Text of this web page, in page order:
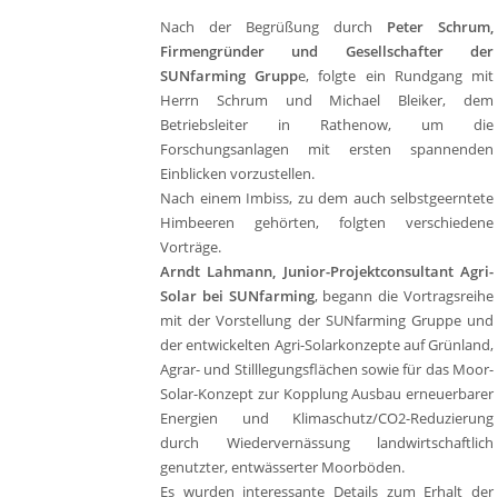
Nach der Begrüßung durch Peter Schrum,
Firmengründer und Gesellschafter der
SUNfarming Gruppe, folgte ein Rundgang mit
Herrn Schrum und Michael Bleiker, dem
Betriebsleiter in Rathenow, um die
Forschungsanlagen mit ersten spannenden
Einblicken vorzustellen.
Nach einem Imbiss, zu dem auch selbstgeerntete
Himbeeren gehörten, folgten verschiedene
Vorträge.
Arndt Lahmann, Junior-Projektconsultant Agri-
Solar bei SUNfarming, begann die Vortragsreihe
mit der Vorstellung der SUNfarming Gruppe und
der entwickelten Agri-Solarkonzepte auf Grünland,
Agrar- und Stilllegungsflächen sowie für das Moor-
Solar-Konzept zur Kopplung Ausbau erneuerbarer
Energien und Klimaschutz/CO2-Reduzierung
durch Wiedervernässung landwirtschaftlich
genutzter, entwässerter Moorböden.
Es wurden interessante Details zum Erhalt der